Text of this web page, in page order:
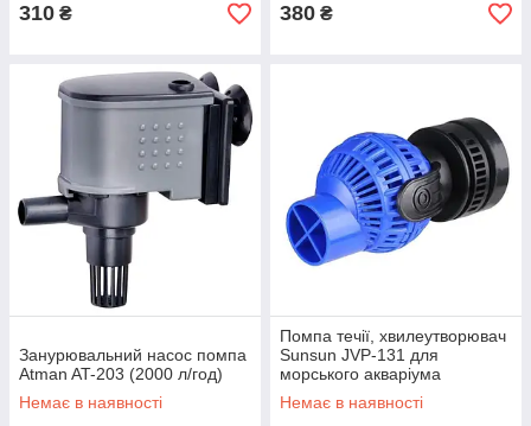
310 ₴ 380 ₴
Занурювальний насос помпа
Atman AT-203 (2000 л/год)
Немає в наявності
Помпа течії, хвилеутворювач
Sunsun JVP-131 для
морського акваріума
Немає в наявності